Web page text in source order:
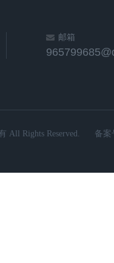
邮箱
All Rights Reserved. 备案